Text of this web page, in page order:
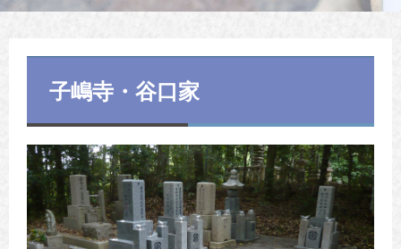
子嶋寺・谷口家